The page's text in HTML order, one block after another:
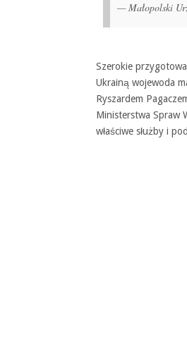
— Małopolski
Szerokie
Ukrainą wojewoda
Ryszardem
Ministerstwa Spraw
właściwe służby i